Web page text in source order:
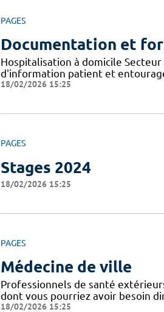
PAGES
Documentation et
Hospitalisation à domicile
d'information patient et
18/02/2026 15:25
PAGES
Stages 2024
18/02/2026 15:25
PAGES
Médecine de ville
Professionnels de santé
dont vous pourriez avoir besoin
18/02/2026 15:25